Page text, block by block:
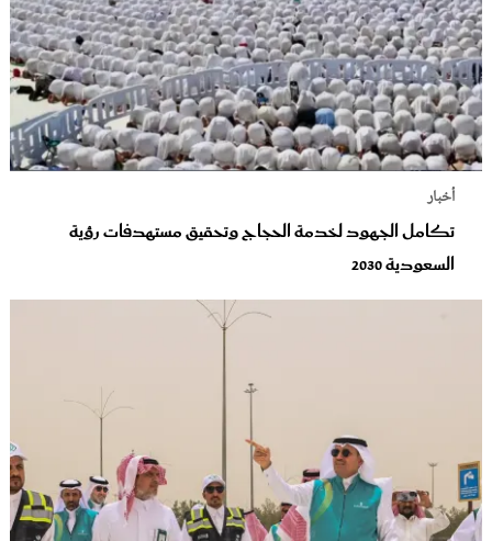
أخبار
تكامل الجهود لخدمة الحجاج وتحقيق مستهدفات رؤية
السعودية 2030